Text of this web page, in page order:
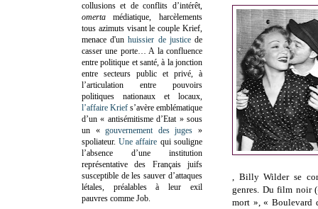
, Billy Wilder se
genres. Du film noir
mort », « Boulevard
collusions et de conflits d’intérêt,
omertamédiatique, harcèlements
tous azimuts visant le couple Krief,
menace d'unhuissier de justicede
casser une porte… A la confluence
entre politique et santé, à la jonction
entre secteurs public et privé, à
l’articulation entre pouvoirs
politiques nationaux et locaux,
l’affaire Krief s’avère emblématique
d’un « antisémitisme d’Etat » sous
un «gouvernement des juges »
spoliateur.Une affaire qui souligne
l’absence d’une institution
représentative des Français juifs
susceptible de les sauver d’attaques
létales, préalables à leur exil
pauvres comme Job.